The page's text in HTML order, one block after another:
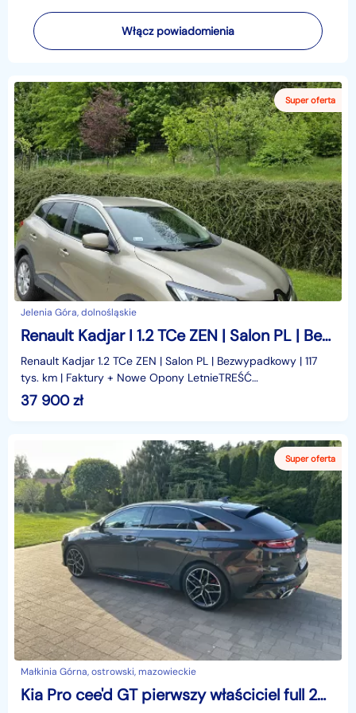
Włącz powiadomienia
Jelenia Góra, dolnośląskie
Renault Kadjar I 1.2 TCe ZEN | Salon PL | Bezwypadkowy | 117 tys. km | Faktury
Renault Kadjar 1.2 TCe ZEN | Salon PL | Bezwypadkowy | 117
tys. km | Faktury + Nowe Opony LetnieTREŚĆ
OGŁOSZENIA:Na sprzedaż: Renault Kadjar w wersji
wyposażeni
37 900zł
Małkinia Górna, ostrowski, mazowieckie
Kia Pro cee'd GT pierwszy właściciel full 205 KM